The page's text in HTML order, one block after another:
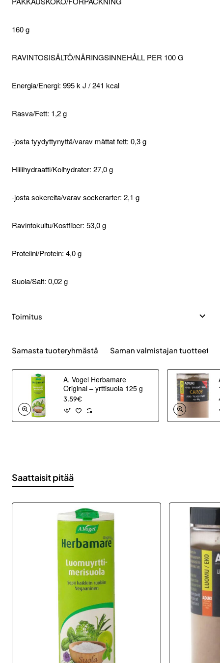
160 g
RAVINTOSISÄLTÖ/NÄRINGSINNEHÅLL PER 100 G
Energia/Energi: 995 k J / 241 kcal
Rasva/Fett: 1,2 g
-josta tyydyttynyttä/varav mättat fett: 0,3 g
Hiilihydraatti/Kolhydrater: 27,0 g
-josta sokereita/varav sockerarter: 2,1 g
Ravintokuitu/Kostfiber: 53,0 g
Proteiini/Protein: 4,0 g
Suola/Salt: 0,02 g
Toimitus
Samasta tuoteryhmästä Saman valmistajan tuotteet
A. Vogel Herbamare
Original – yrttisuola 125 g
3.59€
Saattaisit pitää